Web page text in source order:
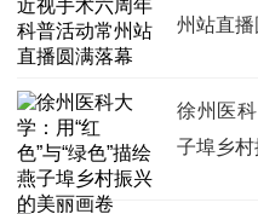
州站直
徐州医科
子埠乡